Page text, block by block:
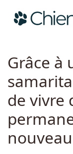
CHIEN.FR
Grâce à
de vivre